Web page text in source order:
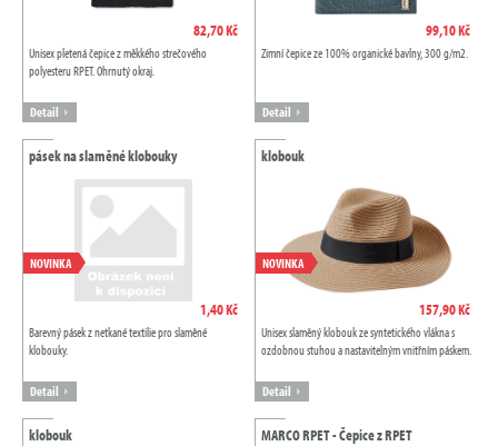
82,70 Kč
Unisex pletená čepice z měkkého strečového
polyesteru RPET. Ohrnutý okraj.
Detail
99,10 Kč
Zimní čepice ze 100% organické bavlny, 300 g/m2.
Detail
pásek na slaměné klobouky
NOVINKA
1,40 Kč
Barevný pásek z netkané textilie pro slaměné
klobouky.
Detail
klobouk
NOVINKA
157,90 Kč
Unisex slaměný klobouk ze syntetického vlákna s
ozdobnou stuhou a nastavitelným vnitřním páskem.
Detail
klobouk MARCO RPET - Čepice z RPET